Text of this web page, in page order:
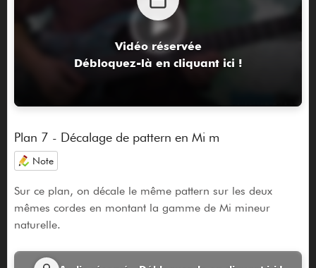
Vidéo réservée
Débloquez-là en cliquant ici !
Plan 7 - Décalage de pattern en Mi m
Note
Sur ce plan, on décale le même pattern sur les deux
mêmes cordes en montant la gamme de Mi mineur
naturelle.